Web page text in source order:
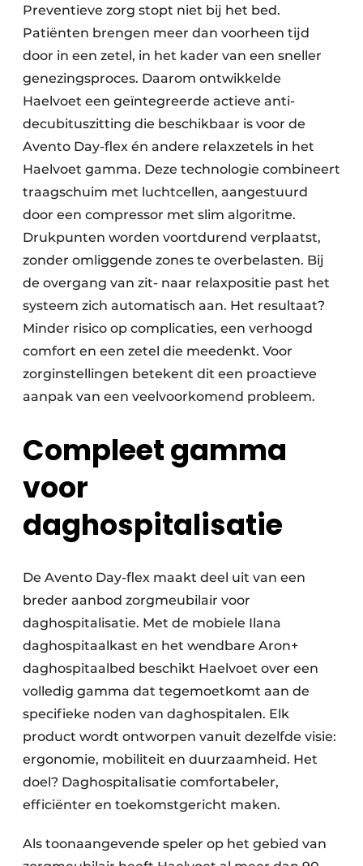
Preventieve zorg stopt niet bij het bed.
Patiënten brengen meer dan voorheen tijd
door in een zetel, in het kader van een sneller
genezingsproces. Daarom ontwikkelde
Haelvoet een geïntegreerde actieve anti-
decubituszitting die beschikbaar is voor de
Avento Day-flex én andere relaxzetels in het
Haelvoet gamma. Deze technologie combineert
traagschuim met luchtcellen, aangestuurd
door een compressor met slim algoritme.
Drukpunten worden voortdurend verplaatst,
zonder omliggende zones te overbelasten. Bij
de overgang van zit- naar relaxpositie past het
systeem zich automatisch aan. Het resultaat?
Minder risico op complicaties, een verhoogd
comfort en een zetel die meedenkt. Voor
zorginstellingen betekent dit een proactieve
aanpak van een veelvoorkomend probleem.
Compleet gamma
voor
daghospitalisatie
De Avento Day-flex maakt deel uit van een
breder aanbod zorgmeubilair voor
daghospitalisatie. Met de mobiele Ilana
daghospitaalkast en het wendbare Aron+
daghospitaalbed beschikt Haelvoet over een
volledig gamma dat tegemoetkomt aan de
specifieke noden van daghospitalen. Elk
product wordt ontworpen vanuit dezelfde visie:
ergonomie, mobiliteit en duurzaamheid. Het
doel? Daghospitalisatie comfortabeler,
efficiënter en toekomstgericht maken.
Als toonaangevende speler op het gebied van